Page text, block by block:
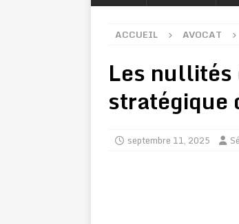
ACCUEIL AVOCAT
Les nullités
stratégique
septembre 11, 2025